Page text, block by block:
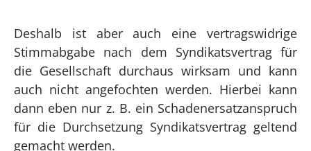
Deshalb ist aber auch eine vertragswidrige
Stimmabgabe nach dem Syndikatsvertrag für
die Gesellschaft durchaus wirksam und kann
auch nicht angefochten werden. Hierbei kann
dann eben nur z. B. ein Schadenersatzanspruch
für die Durchsetzung Syndikatsvertrag geltend
gemacht werden.